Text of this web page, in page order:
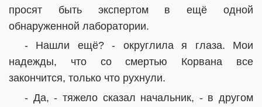
просят быть экспертом в ещё одной
обнаруженной лаборатории.
- Нашли ещё? - округлила я глаза. Мои
надежды, что со смертью Корвана все
закончится, только что рухнули.
- Да, - тяжело сказал начальник, - в другом